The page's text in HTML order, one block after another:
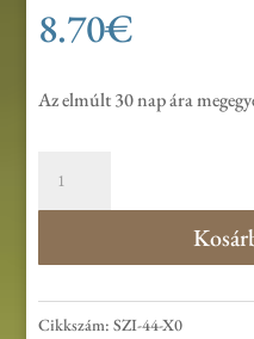
8.70€
Az elmúlt 30 nap ára
CD
mennyiség
Cikkszám:SZI-44-X0